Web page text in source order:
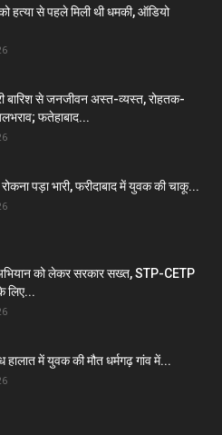
हत्या से पहले मिली थी धमकी, ऑडियो
बारिश से जनजीवन अस्त-व्यस्त, रोहतक-
फतेहाबाद...
पड़ा भारी, फरीदाबाद में युवक की चाकू...
को लेकर सरकार सख्त, STP-CETP
लिए...
हालात में युवक की मौत धर्मगढ़ गांव में...